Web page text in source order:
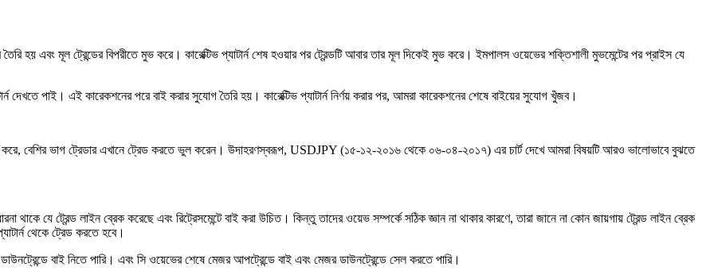
হয় এবং মূল ট্রেন্ডের বিপরীতে মুভ করে। কারেক্টিভ প্যাটার্ন শেষ হওয়ার পর ট্রেন্ডটি আবার তার মূল দিকেই মুভ করে। ইমপালস ওয়েভের শক্তিশালী মুভমেন্টের পর প্রাইস যে
দেখতে পাই। এই কারেকশনের পরে বাই করার সুযোগ তৈরি হয়। কারেক্টিভ প্যাটার্ন নির্ণয় করার পর, আমরা কারেকশনের শেষে বাইয়ের সুযোগ খুঁজব।
তৈরি করে, বেশির ভাগ ট্রেডার এখানে ট্রেড করতে ভুল করেন। উদাহরণস্বরূপ, USDJPY (১৫-১২-২০১৬ থেকে ০৬-০৪-২০১৭) এর চার্ট দেখে আমরা বিষয়টি আরও ভালোভাবে বুঝতে
থাকে যে ট্রেন্ড লাইন ব্রেক করেছে এবং রিট্রেসমেন্টে বাই করা উচিত। কিন্তু তাদের ওয়েভ সম্পর্কে সঠিক জ্ঞান না থাকার কারণে, তারা জানে না কোন জায়গায় ট্রেন্ড লাইন ব্রেক
থেকে ট্রেড করতে হবে।
বাই নিতে পারি। এবং সি ওয়েভের শেষে মেজর আপট্রেন্ডে বাই এবং মেজর ডাউনট্রেন্ডে সেল করতে পারি।